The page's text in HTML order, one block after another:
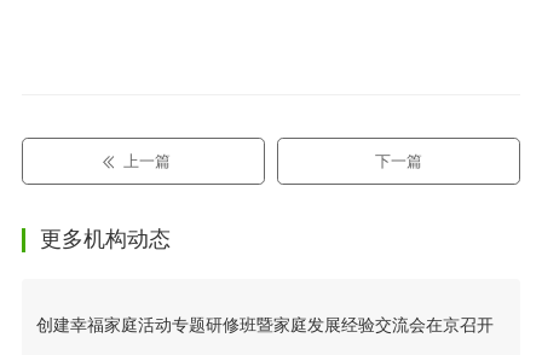
上一篇 下一篇
更多机构动态
创建幸福家庭活动专题研修班暨家庭发展经验交流会在京召开